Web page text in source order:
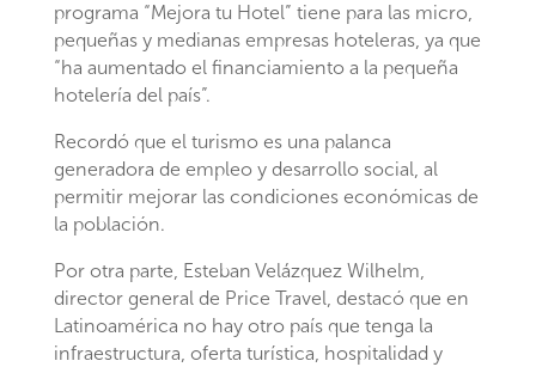
programa “Mejora tu Hotel” tiene para las micro,
pequeñas y medianas empresas hoteleras, ya que
“ha aumentado el financiamiento a la pequeña
hotelería del país”.
Recordó que el turismo es una palanca
generadora de empleo y desarrollo social, al
permitir mejorar las condiciones económicas de
la población.
Por otra parte, Esteban Velázquez Wilhelm,
director general de Price Travel, destacó que en
Latinoamérica no hay otro país que tenga la
infraestructura, oferta turística, hospitalidad y